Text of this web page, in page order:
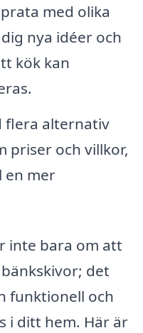
med olika
nya idéer och
kök kan
flera alternativ
priser och villkor,
en mer
inte bara om att
det
funktionell och
i ditt hem. Här är